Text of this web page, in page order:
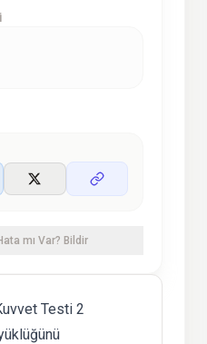
mı Var? Bildir
Testi 2